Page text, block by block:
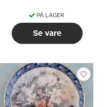
PÅ LAGER
Se vare